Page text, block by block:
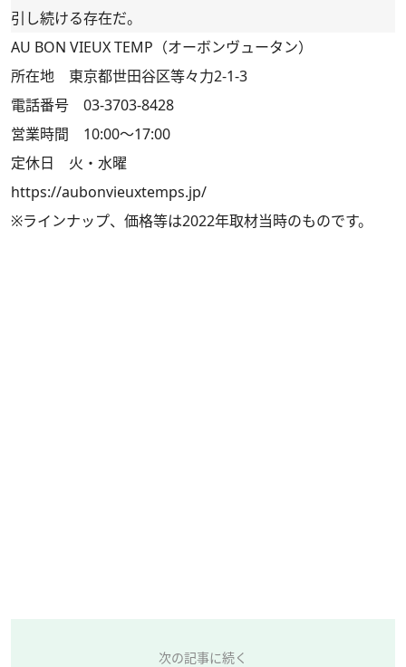
引し続ける存在だ。
AU BON VIEUX TEMP（オーボンヴュータン）
所在地 東京都世田谷区等々力2-1-3
電話番号 03-3703-8428
営業時間 10:00～17:00
定休日 火・水曜
https://aubonvieuxtemps.jp/
※ラインナップ、価格等は2022年取材当時のものです。
次の記事に続く